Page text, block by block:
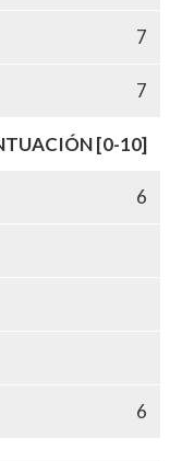
7
7
[0-10]
6
6